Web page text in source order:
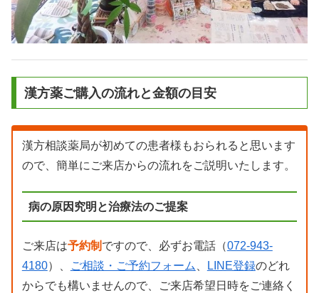
漢方薬ご購入の流れと金額の目安
漢方相談薬局が初めての患者様もおられると思います
ので、簡単にご来店からの流れをご説明いたします。
病の原因究明と治療法のご提案
ご来店は予約制 ですので、必ずお電話（072-943-
4180）、 ご相談・ご予約フォーム、 LINE登録のどれ
からでも構いませんので、ご来店希望日時をご連絡く